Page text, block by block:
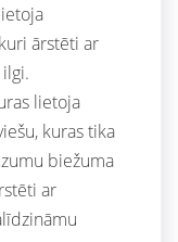
ārstēti ar
lietoja
kuras tika
biežuma
ar